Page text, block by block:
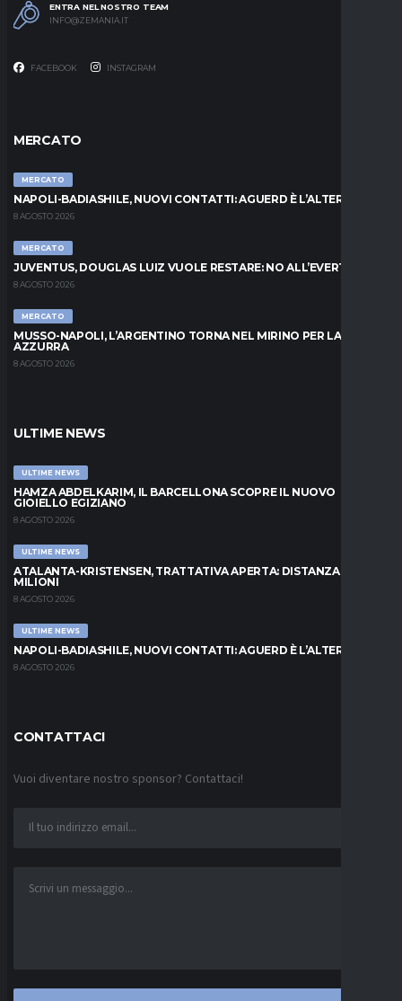
ENTRA NEL NOSTRO TEAM
INFO@ZEMANIA.IT
FACEBOOK INSTAGRAM
MERCATO
MERCATO
NAPOLI-BADIASHILE, NUOVI CONTATTI: AGUERD È L’ALTERNATIVA
8 AGOSTO 2026
MERCATO
JUVENTUS, DOUGLAS LUIZ VUOLE RESTARE: NO ALL’EVERTON
8 AGOSTO 2026
MERCATO
MUSSO-NAPOLI, L’ARGENTINO TORNA NEL MIRINO PER LA PORTA
AZZURRA
8 AGOSTO 2026
ULTIME NEWS
ULTIME NEWS
HAMZA ABDELKARIM, IL BARCELLONA SCOPRE IL NUOVO
GIOIELLO EGIZIANO
8 AGOSTO 2026
ULTIME NEWS
ATALANTA-KRISTENSEN, TRATTATIVA APERTA: DISTANZA DI 5
MILIONI
8 AGOSTO 2026
ULTIME NEWS
NAPOLI-BADIASHILE, NUOVI CONTATTI: AGUERD È L’ALTERNATIVA
8 AGOSTO 2026
CONTATTACI
Vuoi diventare nostro sponsor? Contattaci!